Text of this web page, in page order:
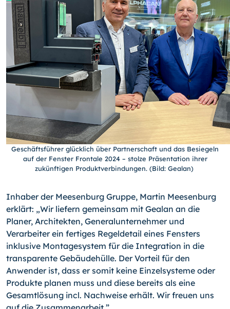
Geschäftsführer glücklich über Partnerschaft und das Besiegeln
auf der Fenster Frontale 2024 – stolze Präsentation ihrer
zukünftigen Produktverbindungen. (Bild: Gealan)
Inhaber der Meesenburg Gruppe, Martin Meesenburg
erklärt: „Wir liefern gemeinsam mit Gealan an die
Planer, Architekten, Generalunternehmer und
Verarbeiter ein fertiges Regeldetail eines Fensters
inklusive Montagesystem für die Integration in die
transparente Gebäudehülle. Der Vorteil für den
Anwender ist, dass er somit keine Einzelsysteme oder
Produkte planen muss und diese bereits als eine
Gesamtlösung incl. Nachweise erhält. Wir freuen uns